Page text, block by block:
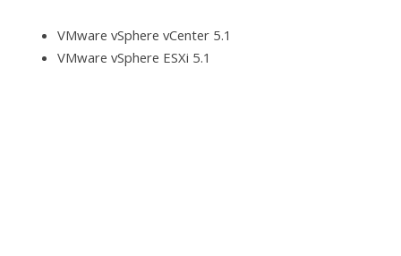
VMware vSphere vCenter 5.1
VMware vSphere ESXi 5.1